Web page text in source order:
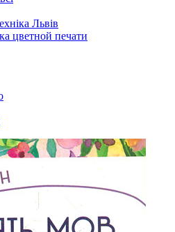
Львів
цветной печати